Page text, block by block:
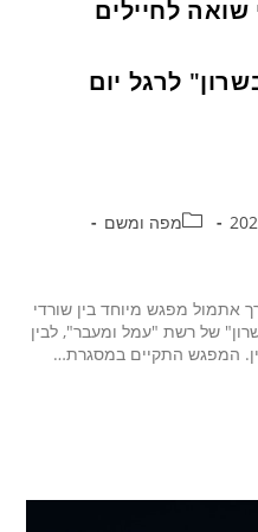
לחיילים
לרגל יום
מפה ומשם
אתמול מפגש מיוחד בין שורדי
של רשת "עמל ומעבר", לבין
המפגש התקיים במסגרת…